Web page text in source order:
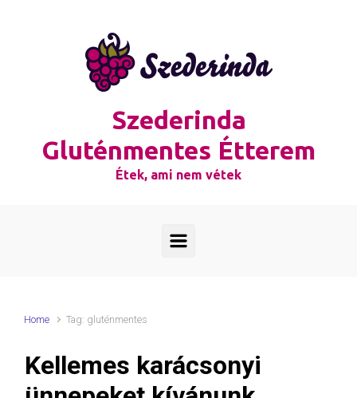
Szederinda
Gluténmentes Étterem
Étek, ami nem vétek
Home Tag: gluténmentes
Kellemes karácsonyi